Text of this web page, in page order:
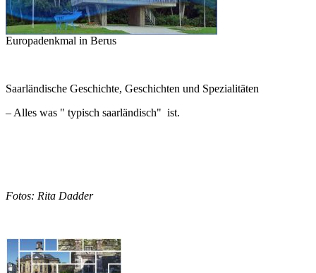
Europadenkmal in Berus
Saarländische Geschichte, Geschichten und Spezialitäten
– Alles was " typisch saarländisch" ist.
Fotos: Rita Dadder